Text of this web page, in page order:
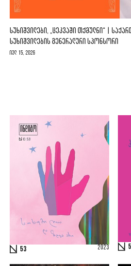
ᲡᲣᲮᲘᲨᲕᲘᲚᲔᲑᲘ, „ᲪᲔᲙᲕᲐᲨᲘ ᲗᲥᲛᲣᲚᲜᲘ“ |
ᲡᲣᲮᲘᲨᲕᲘᲚᲔᲑᲘᲡ ᲒᲔᲜᲔᲠᲐᲚᲣᲠᲘ ᲡᲞᲝᲜᲡᲝᲠᲘ
ივლ 15, 2026
53 2023